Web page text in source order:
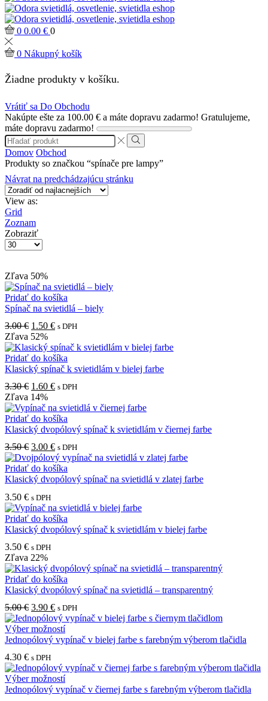
0 0.00 € 0
0 Nákupný košík
Žiadne produkty v košíku.
Vrátiť sa Do Obchodu
Nakúpte ešte za 100.00 € a máte dopravu zadarmo! Gratulujeme,
máte dopravu zadarmo!
Search
input
Search
Domov Obchod
Produkty so značkou “spínače pre lampy”
Návrat na predchádzajúcu stránku
View as:
Grid
Zoznam
Zobraziť
Produktov
Zľava 50%
Pridať do košíka
Spínač na svietidlá – biely
3.00€ Pôvodná
cena
bola:
3.00 €.
1.50 €Aktuálna
je:
1.50 €.
s DPH
Zľava 52%
Pridať do košíka
Klasický spínač k svietidlám v bielej farbe
3.30€ Pôvodná
cena
bola:
3.30 €.
1.60 €Aktuálna
je:
1.60 €.
s DPH
Zľava 14%
Pridať do košíka
Klasický dvopólový spínač k svietidlám v čiernej farbe
3.50€ Pôvodná
cena
bola:
3.50 €.
3.00 €Aktuálna
cena
je:
3.00 €.
s DPH
Pridať do košíka
Klasický dvopólový spínač na svietidlá v zlatej farbe
3.50 € s DPH
Pridať do košíka
Klasický dvopólový spínač k svietidlám v bielej farbe
3.50 € s DPH
Zľava 22%
Pridať do košíka
Klasický dvopólový spínač na svietidlá – transparentný
5.00€ Pôvodná
cena
bola:
5.00 €.
3.90 €Aktuálna
cena
je:
3.90 €.
s DPH
Výber možnostíTento
produkt
variantov.
Možnosti
si
Jednopólový vypínač v bielej farbe s farebným výberom tlačidla
4.30 € s DPH
Výber možnostíTento
produkt
Jednopólový vypínač v čiernej farbe s farebným výberom tlačidla